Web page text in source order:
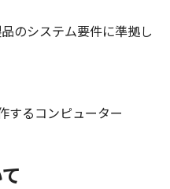
のシステム要件に準拠し
するコンピューター